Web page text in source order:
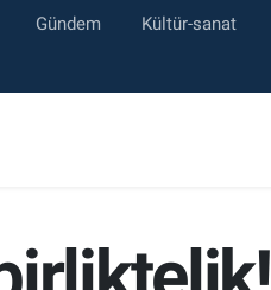
Gündem Kültür-sanat